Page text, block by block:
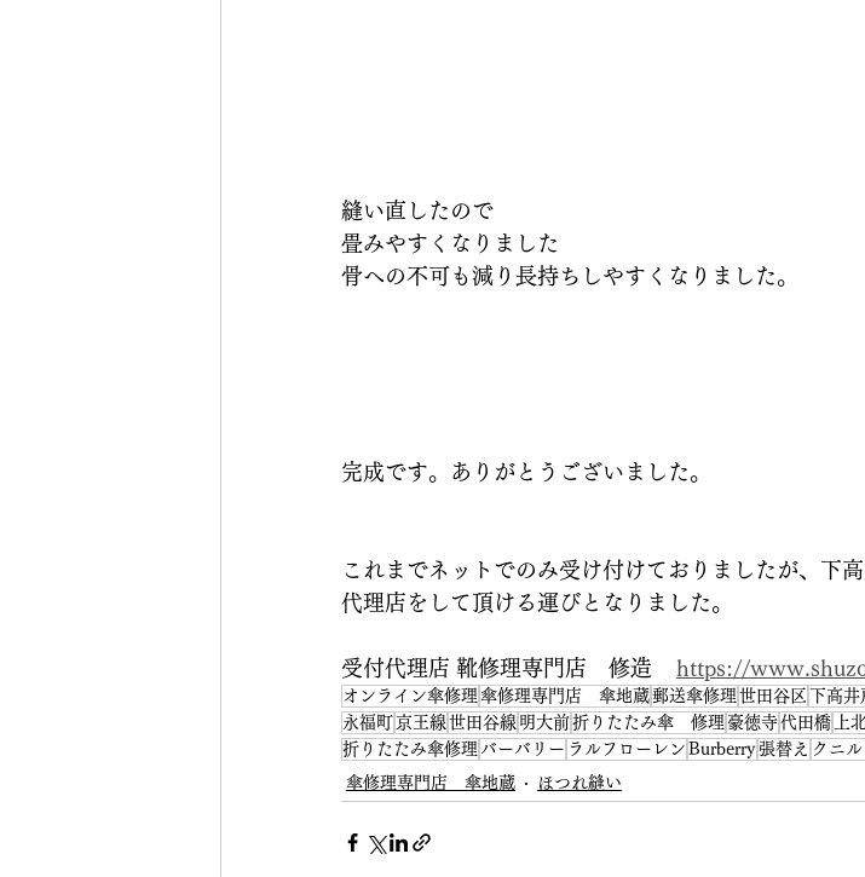
縫い直したので
畳みやすくなりました
骨への不可も減り長持ちしやすくなりました。
完成です。ありがとうございました。
これまでネットでのみ受け付けておりましたが、下
代理店をして頂ける運びとなりました。
受付代理店 靴修理専門店　修造 https://
オンライン傘修理 傘修理専門店 傘地蔵郵送傘修理 世田谷区 下高井
永福町京王線 世田谷線 明大前折りたたみ傘 修理 豪徳寺代田橋 上
折りたたみ傘修理 バーバリー ラルフローレン Burberry 張替え クニ
傘修理専門店 傘地蔵
ほつれ縫い